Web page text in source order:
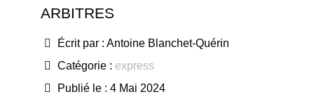
ARBITRES
Écrit par : Antoine Blanchet-Quérin
Catégorie : express
Publié le : 4 Mai 2024